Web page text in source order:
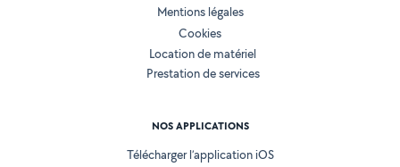
Mentions légales
Cookies
Location de matériel
Prestation de services
NOS APPLICATIONS
Télécharger l’application iOS